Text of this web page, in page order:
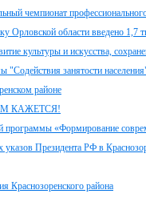
чемпионат
Орловской области введено 1,7
культуры и искусства,
занятости
районе
КАЖЕТСЯ!
программы «Формирование
Президента РФ в
Краснозоренского района